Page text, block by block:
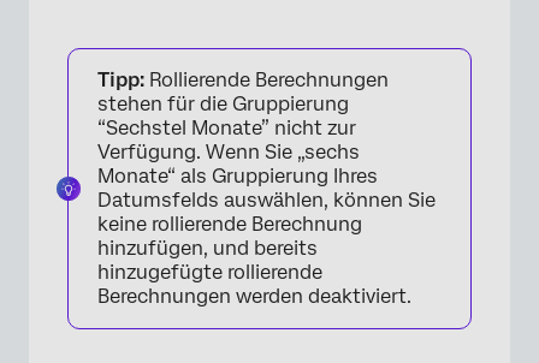
Tipp: Rollierende Berechnungen
stehen für die Gruppierung
“Sechstel Monate” nicht zur
Verfügung. Wenn Sie „sechs
Monate“ als Gruppierung Ihres
Datumsfelds auswählen, können Sie
keine rollierende Berechnung
hinzufügen, und bereits
hinzugefügte rollierende
Berechnungen werden deaktiviert.